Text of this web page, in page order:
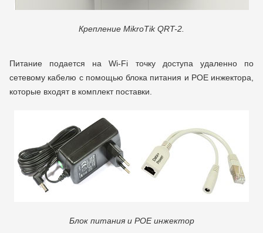
Крепление MikroTik QRT-2.
Питание подается на Wi-Fi точку доступа удаленно по
сетевому кабелю с помощью блока питания и POE инжектора,
которые входят в комплект поставки.
Блок питания и POE инжектор